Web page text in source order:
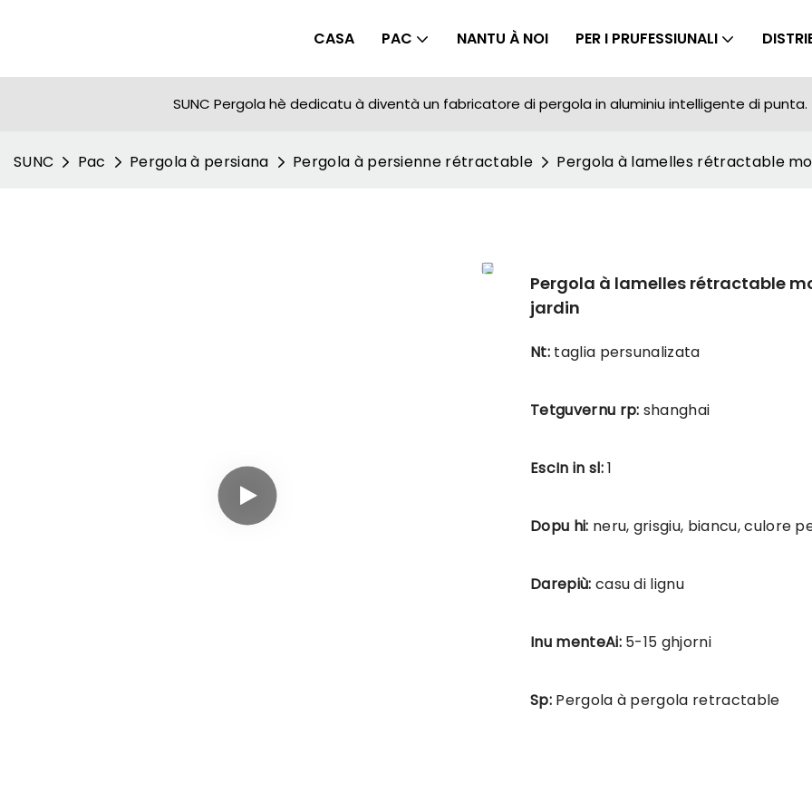
CASA PAC NANTU À NOI PER I PRUFESSIUNALI
SUNC Pergola hè dedicatu à diventà un fabricatore di pergola in aluminiu intelligente di punta.
SUNC Pac Pergola à persiana Pergola à persienne rétractable Pergola à lamelles rétractable
Pergola à lamelles rétractable
jardin
Nt: taglia persunalizata
Tetguvernu rp: shanghai
EscIn in sl:1
Dopu hi: neru, grisgiu, biancu, culore
Darepiù: casu di lignu
Inu menteAi: 5-15 ghjorni
Sp: Pergola à pergola retractable